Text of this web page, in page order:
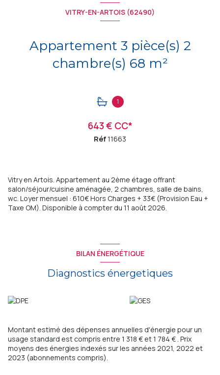
VITRY-EN-ARTOIS (62490)
Appartement 3 pièce(s) 2
chambre(s) 68 m²
1
643 € CC*
Réf11663
Vitry en Artois. Appartement au 2ème étage offrant
salon/séjour/cuisine aménagée, 2 chambres, salle de bains,
wc. Loyer mensuel : 610€ Hors Charges + 33€ (Provision Eau +
Taxe OM). Disponible à compter du 11 août 2026.
BILAN ÉNERGÉTIQUE
Diagnostics énergetiques
Montant estimé des dépenses annuelles d'énergie pour un
usage standard est compris entre 1 318 € et 1 784 € . Prix
moyens des énergies indexés sur les années 2021, 2022 et
2023 (abonnements compris).